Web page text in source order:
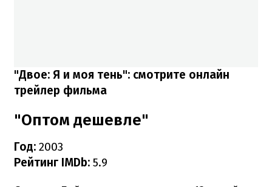
"Двое: Я и моя тень": смотрите онлайн
трейлер фильма
"Оптом дешевле"
Год: 2003
Рейтинг IMDb: 5.9